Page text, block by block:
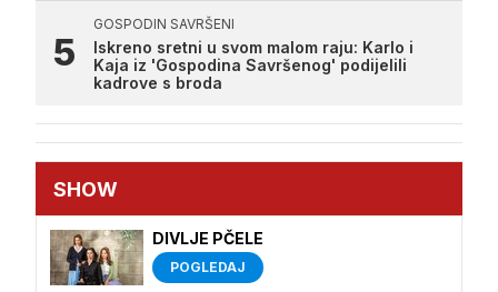
GOSPODIN SAVRŠENI
Iskreno sretni u svom malom raju: Karlo i
Kaja iz 'Gospodina Savršenog' podijelili
kadrove s broda
SHOW
DIVLJE PČELE
POGLEDAJ